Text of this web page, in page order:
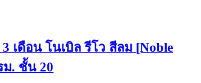
เดือน โนเบิล รีโว สีลม [Noble
ม. ชั้น 20